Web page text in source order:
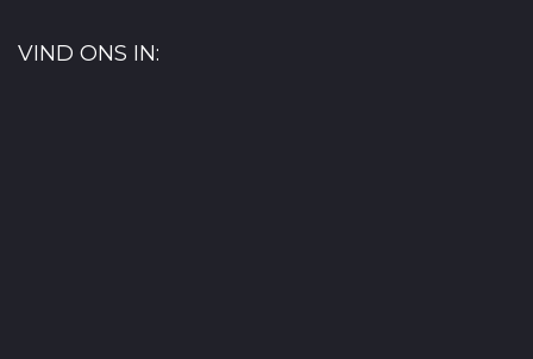
VIND ONS IN: